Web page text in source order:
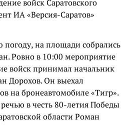
войск Саратовского
ИА «Версия-Саратов»
на площади собрались
Ровно в 10:00 мероприятие
войск принимал начальник
Дорохов. Он выехал
на бронеавтомобиле «Тигр».
в честь 80-летия Победы
области Роман